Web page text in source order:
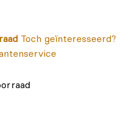
Toch geïnteresseerd?